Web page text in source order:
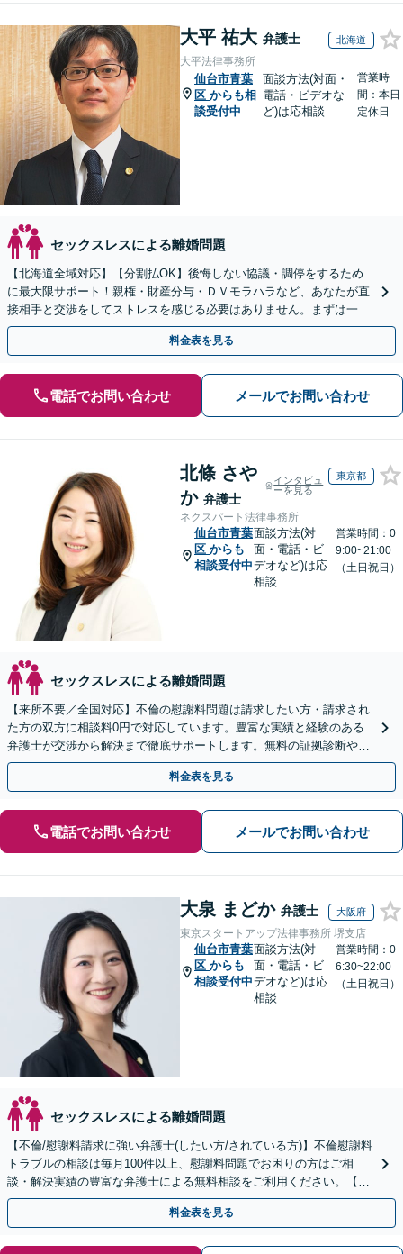
大平 祐大 弁護士 北海道
大平法律事務所
仙台市青葉
区 からも相
談受付中
面談方法(対面・
電話・ビデオな
ど)は応相談
営業時
間：本日
定休日
セックスレスによる離婚問題
【北海道全域対応】【分割払OK】後悔しない協議・調停をするため
に最大限サポート！親権・財産分与・ＤＶモラハラなど、あなたが直
接相手と交渉をしてストレスを感じる必要はありません。まずは一度
ご相談ください。
料金表を見る
電話でお問い合わせ メールでお問い合わせ
北條 さや
か 弁護士
インタビュ
ーを見る
東京都
ネクスパート法律事務所
仙台市青葉
区 からも
相談受付中
面談方法(対
面・電話・ビ
デオなど)は応
相談
営業時間：0
9:00~21:00
（土日祝日）
セックスレスによる離婚問題
【来所不要／全国対応】不倫の慰謝料問題は請求したい方・請求され
た方の双方に相談料0円で対応しています。豊富な実績と経験のある
弁護士が交渉から解決まで徹底サポートします。無料の証拠診断や着
手金の返還保証もありますので安心してご相談ください。
料金表を見る
電話でお問い合わせ メールでお問い合わせ
大泉 まどか 弁護士 大阪府
東京スタートアップ法律事務所 堺支店
仙台市青葉
区 からも
相談受付中
面談方法(対
面・電話・ビ
デオなど)は応
相談
営業時間：0
6:30~22:00
（土日祝日）
セックスレスによる離婚問題
【不倫/慰謝料請求に強い弁護士(したい方/されている方)】不倫慰謝料
トラブルの相談は毎月100件以上、慰謝料問題でお困りの方はご相
談・解決実績の豊富な弁護士による無料相談をご利用ください。【不
倫相談は初回0円】【全国対応】
料金表を見る